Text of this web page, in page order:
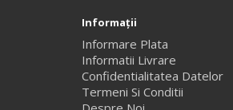
Informaţii
Informare Plata
Informatii Livrare
Confidentialitatea Datelor
Termeni Si Conditii